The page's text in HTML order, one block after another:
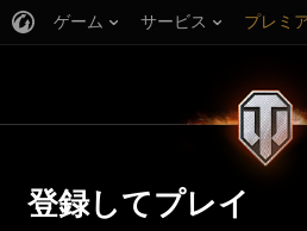
ゲーム サービス プレミ
登録してプレイ